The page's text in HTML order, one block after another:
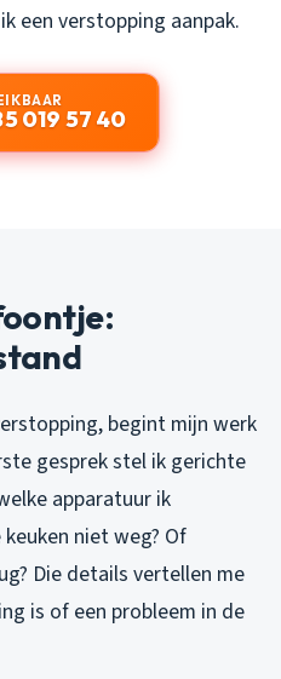
een verstopping aanpak.
019 57 40
begint mijn werk
gesprek stel ik gerichte
apparatuur ik
niet weg? Of
Die details vertellen me
is of een probleem in de